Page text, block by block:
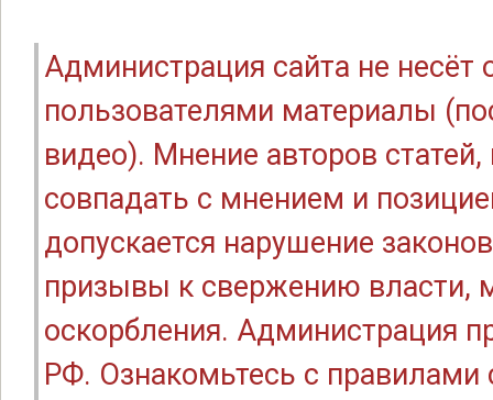
Администрация сайта не
пользователями материалы
видео). Мнение авторов
совпадать с мнением и
допускается нарушение
призывы к свержению власти,
оскорбления. Администрация
РФ. Ознакомьтесь с правилами